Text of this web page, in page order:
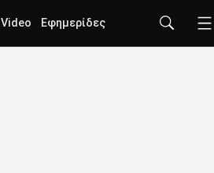
Video Εφημερίδες